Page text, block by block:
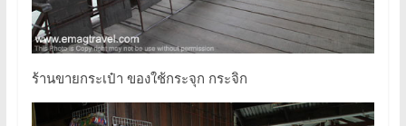
ร้านขายกระเป๋า ของใช้กระจุก กระจิก